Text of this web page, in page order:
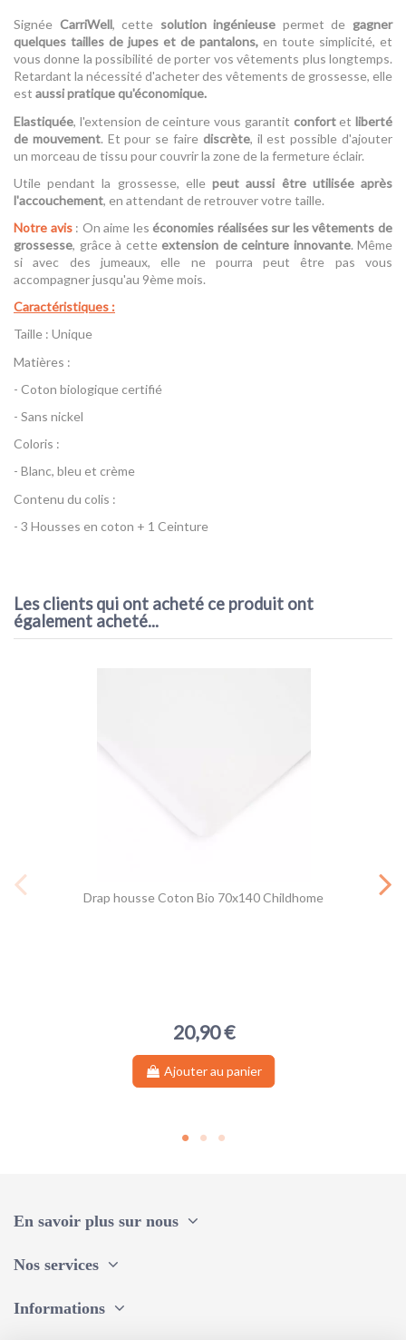
Signée CarriWell, cette solution ingénieuse permet de gagner
quelques tailles de jupes et de pantalons, en toute simplicité, et
vous donne la possibilité de porter vos vêtements plus longtemps.
Retardant la nécessité d'acheter des vêtements de grossesse, elle
est aussipratique qu'économique.
Elastiquée, l'extension de ceinture vous garantit confortet liberté
de mouvement. Et pour se faire discrète, il est possible d'ajouter
un morceau de tissu pour couvrir la zone de la fermeture éclair.
Utile pendant la grossesse, ellepeut aussi être utilisée après
l'accouchement, en attendant de retrouver votre taille.
Notre avis: On aime leséconomies réalisées sur les vêtements de
grossesse, grâce à cette extension de ceinture innovante. Même
si avec des jumeaux, elle ne pourra peut être pas vous
accompagner jusqu'au 9ème mois.
Caractéristiques :
Taille : Unique
Matières :
- Coton biologique certifié
- Sans nickel
Coloris :
- Blanc, bleu et crème
Contenu du colis :
- 3 Housses en coton + 1 Ceinture
Les clients qui ont acheté ce produit ont
également acheté...
Drap housse Coton Bio 70x140 Childhome
20,90 €
Ajouter au panier
En savoir plus sur nous
Nos services
Informations